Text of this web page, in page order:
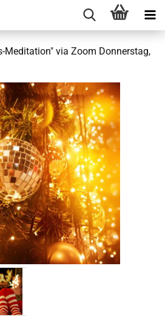
Meditation" via Zoom Donnerstag,